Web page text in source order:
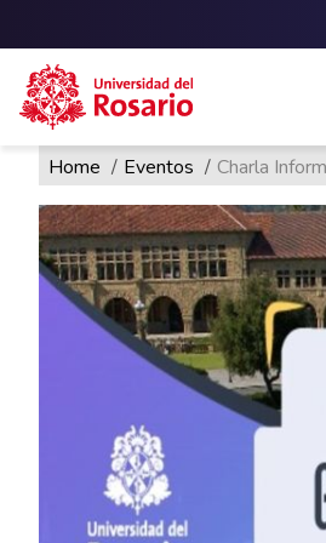
Pasar al contenido principal
Ruta de
Home Eventos Charla